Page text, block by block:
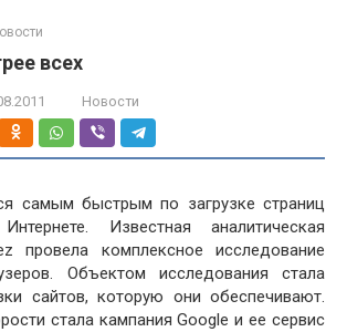
всех
Новости
самым быстрым по загрузке страниц
Известная аналитическая
провела комплексное исследование
Объектом исследования стала
сайтов, которую они обеспечивают.
стала кампания Google и ее сервис